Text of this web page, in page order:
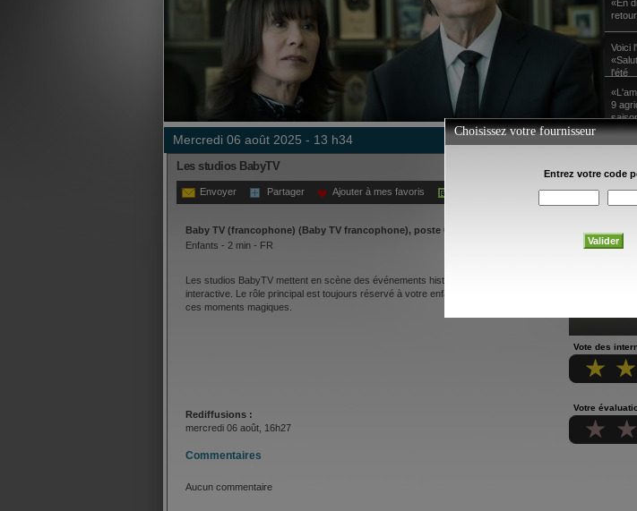
«En
Voici
l'été
9
mercredi 06 août 2025 - 13 h34
Les studios BabyTV
Envoyer Partager Ajouter à mes favoris Ajouter à mes alertes courriel
Baby TV (francophone) (Baby TV francophone), poste 060
Enfants - 2 min - FR
Les studios BabyTV mettent en scène des événements historiques de façon drôle et
interactive. Le rôle principal est toujours réservé à votre enfant qui pourra participer à
ces moments magiques.
Rediffusions :
mercredi 06 août, 16h27
Commentaires
Aucun commentaire
Vote des
Votre